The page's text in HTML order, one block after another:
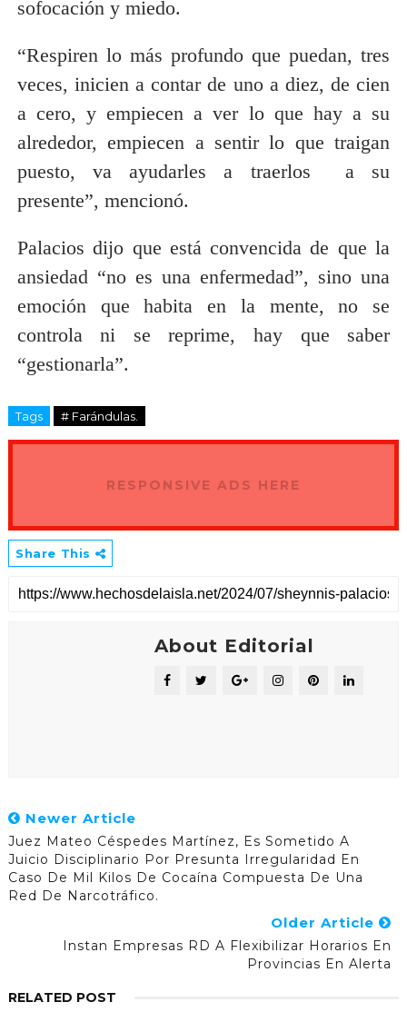
sofocación y miedo.
“Respiren lo más profundo que puedan, tres
veces, inicien a contar de uno a diez, de cien
a cero, y empiecen a ver lo que hay a su
alrededor, empiecen a sentir lo que traigan
puesto, va ayudarles a traerlos a su
presente”, mencionó.
Palacios dijo que está convencida de que la
ansiedad “no es una enfermedad”, sino una
emoción que habita en la mente, no se
controla ni se reprime, hay que saber
“gestionarla”.
Tags # Farándulas.
RESPONSIVE ADS HERE
Share This
About Editorial
Newer Article
Juez Mateo Céspedes Martínez, Es Sometido A
Juicio Disciplinario Por Presunta Irregularidad En
Caso De Mil Kilos De Cocaína Compuesta De Una
Red De Narcotráfico.
Older Article
Instan Empresas RD A Flexibilizar Horarios En
Provincias En Alerta
RELATED POST